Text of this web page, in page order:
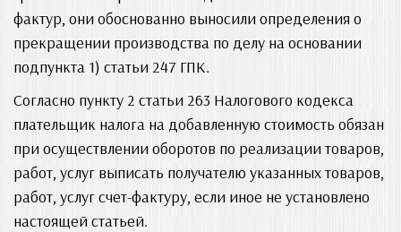
фактур, они обоснованно выносили определения о
прекращении производства по делу на основании
подпункта 1) статьи 247 ГПК.
Согласно пункту 2 статьи 263 Налогового кодекса
плательщик налога на добавленную стоимость обязан
при осуществлении оборотов по реализации товаров,
работ, услуг выписать получателю указанных товаров,
работ, услуг счет-фактуру, если иное не установлено
настоящей статьей.